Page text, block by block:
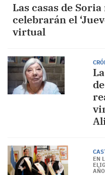
Las casas de
celebrarán el
virtual
EN